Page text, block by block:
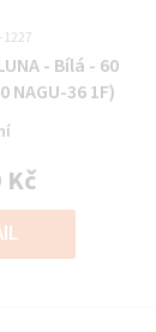
produktu
- Bílá - 60
36 1F)
Kč